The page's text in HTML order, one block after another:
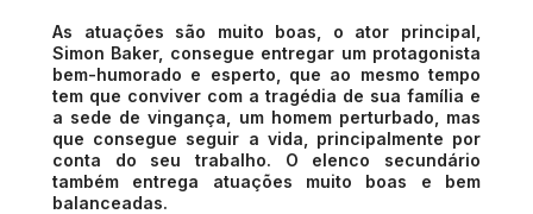
As atuações são muito boas, o ator principal,
Simon Baker, consegue entregar um protagonista
bem-humorado e esperto, que ao mesmo tempo
tem que conviver com a tragédia de sua família e
a sede de vingança, um homem perturbado, mas
que consegue seguir a vida, principalmente por
conta do seu trabalho. O elenco secundário
também entrega atuações muito boas e bem
balanceadas.